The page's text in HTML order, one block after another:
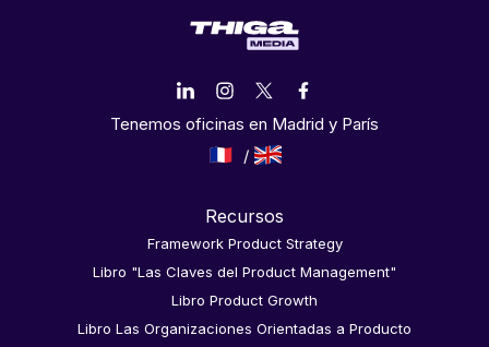
Tenemos oficinas en Madrid y París
Recursos
Framework Product Strategy
Libro "Las Claves del Product Management"
Libro Product Growth
Libro Las Organizaciones Orientadas a Producto